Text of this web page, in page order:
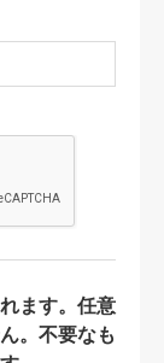
ます。任意
。不要なも